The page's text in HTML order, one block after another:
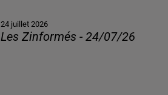
24 juillet 2026
Les Zinformés - 24/07/26